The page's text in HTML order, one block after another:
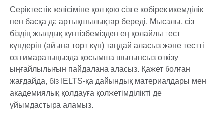
Серіктестік келісіміне қол қою сізге көбірек икемділік
пен басқа да артықшылықтар береді. Мысалы, сіз
біздің жылдық күнтізбемізден ең қолайлы тест
күндерін (айына төрт күн) таңдай аласыз және тестті
өз ғимаратыңызда қосымша шығынсыз өткізу
ыңғайлылығын пайдалана аласыз. Қажет болған
жағдайда, біз IELTS-қа дайындық материалдары мен
академиялық қолдауға қолжетімділікті де
ұйымдастыра аламыз.